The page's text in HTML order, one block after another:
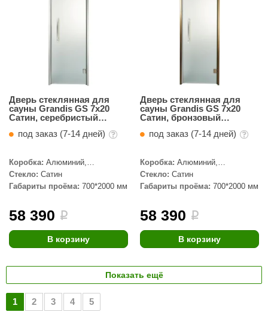
Дверь стеклянная для
сауны Grandis GS 7x20
Сатин, серебристый
под заказ (7-14 дней)
Коробка: Алюминий,
Серебристый профиль
Стекло: Сатин
Габариты проёма: 700*2000 мм
58 390 i
В корзину
Дверь стеклянная для
сауны Grandis GS 7x20
Сатин, бронзовый
под заказ (7-14 дней)
Коробка: Алюминий,
Бронзовый профиль
Стекло: Сатин
Габариты проёма: 700*2000 мм
58 390 i
В корзину
Показать ещё
1 2 3 4 5